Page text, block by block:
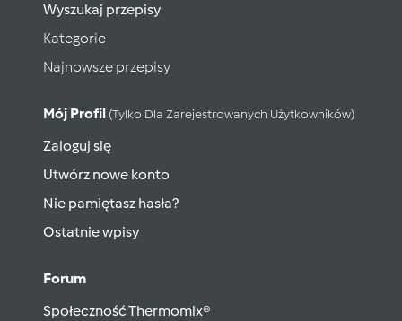
Wyszukaj przepisy
Kategorie
Najnowsze przepisy
Mój Profil (tylko Dla Zarejestrowanych Użytkowników)
Zaloguj się
Utwórz nowe konto
Nie pamiętasz hasła?
Ostatnie wpisy
Forum
Społeczność Thermomix®